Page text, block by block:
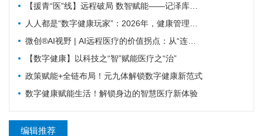
【援青“医”线】远程破局 数智赋能——记泽库县人民医院构建远程医疗体系筑牢高原健康防线
人人都是“数字健康玩家”：2026年，健康管理彻底变天了
微创®AI视野 | AI远程医疗的价值拐点：从“连接”到“理解”MicroPort微创动态
【数字健康】以科技之“智”赋能医疗之“治”
政策赋能+全链布局！元九体解锁数字健康新范式
数字健康赋能生活！解锁身边的智慧医疗新体验
编辑推荐